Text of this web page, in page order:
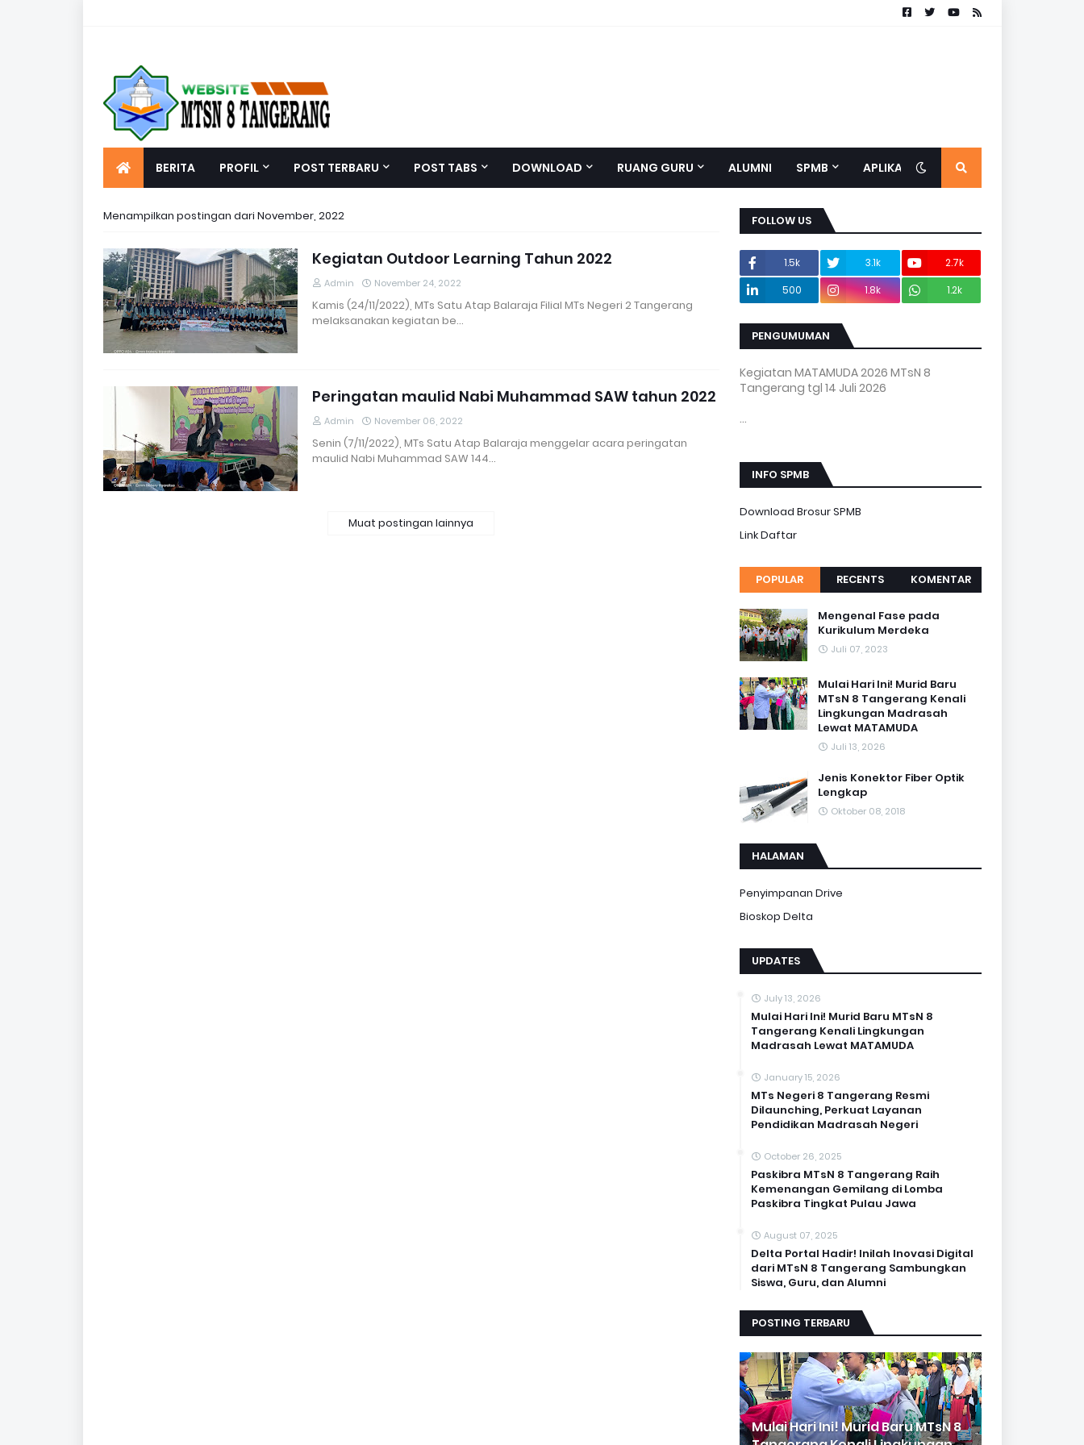
BERITA PROFIL POST TERBARU POST TABS DOWNLOAD RUANG GURU ALUMNI SPMB APLIKASI
Menampilkan postingan dari November, 2022
Kegiatan Outdoor Learning Tahun 2022
Admin November 24, 2022
Kamis (24/11/2022), MTs Satu Atap Balaraja Filial MTs Negeri 2 Tangerang
melaksanakan kegiatan be…
Peringatan maulid Nabi Muhammad SAW tahun 2022
Admin November 06, 2022
Senin (7/11/2022), MTs Satu Atap Balaraja menggelar acara peringatan
maulid Nabi Muhammad SAW 144…
Muat postingan lainnya
FOLLOW US
1.5k 3.1k
2.7k
500
1.8k 1.2k
PENGUMUMAN
Kegiatan MATAMUDA 2026 MTsN 8
Tangerang tgl 14 Juli 2026
...
INFO SPMB
Download Brosur SPMB
Link Daftar
POPULAR RECENTS KOMENTAR
Mengenal Fase pada
Kurikulum Merdeka
Juli 07, 2023
Mulai Hari Ini! Murid Baru
MTsN 8 Tangerang Kenali
Lingkungan Madrasah
Lewat MATAMUDA
Juli 13, 2026
Jenis Konektor Fiber Optik
Lengkap
Oktober 08, 2018
HALAMAN
Penyimpanan Drive
Bioskop Delta
UPDATES
July 13, 2026
Mulai Hari Ini! Murid Baru MTsN 8
Tangerang Kenali Lingkungan
Madrasah Lewat MATAMUDA
January 15, 2026
MTs Negeri 8 Tangerang Resmi
Dilaunching, Perkuat Layanan
Pendidikan Madrasah Negeri
October 26, 2025
Paskibra MTsN 8 Tangerang Raih
Kemenangan Gemilang di Lomba
Paskibra Tingkat Pulau Jawa
August 07, 2025
Delta Portal Hadir! Inilah Inovasi Digital
dari MTsN 8 Tangerang Sambungkan
Siswa, Guru, dan Alumni
POSTING TERBARU
Mulai Hari Ini! Murid Baru MTsN 8